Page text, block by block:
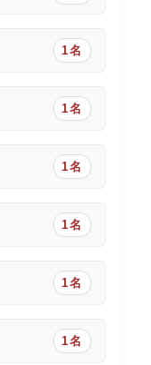
1名
1名
1名
1名
1名
1名